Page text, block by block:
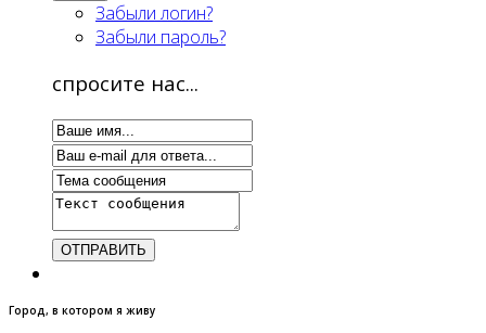
Забыли логин?
Забыли пароль?
спросите нас...
Город, в котором я живу